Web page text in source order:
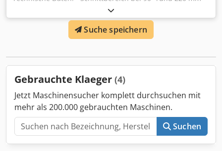
flach 250 x 100 mm - vierkant 170 x 170 mm -
Schnittbereich 45° rund 150 mm - flach 150 x 150 mm -
Gehrungsverstellung links + rechts - Sägebandabmessung
2890 x 27 x 0,9 mm - Schnittgeschwindigkeiten 40 + 60
stufenlos regulierbar 0 - 10 m/min -
Dmhodhjkr - Platzbedarf ca. B 1500 x H 1000 x T 650 mm -
Gewicht ca. 250 kg
Suche speichern
Gebrauchte Klaeger (4)
Jetzt Maschinensucher komplett durchsuchen mit
mehr als 200.000 gebrauchten Maschinen.
Suchen